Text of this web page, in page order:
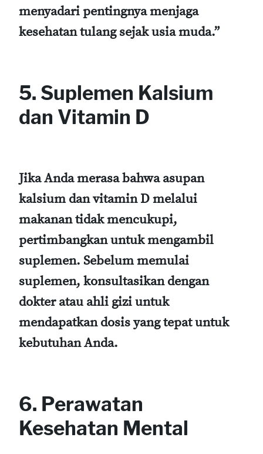
menyadari pentingnya menjaga
kesehatan tulang sejak usia muda.”
5. Suplemen Kalsium
dan Vitamin D
Jika Anda merasa bahwa asupan
kalsium dan vitamin D melalui
makanan tidak mencukupi,
pertimbangkan untuk mengambil
suplemen. Sebelum memulai
suplemen, konsultasikan dengan
dokter atau ahli gizi untuk
mendapatkan dosis yang tepat untuk
kebutuhan Anda.
6. Perawatan
Kesehatan Mental